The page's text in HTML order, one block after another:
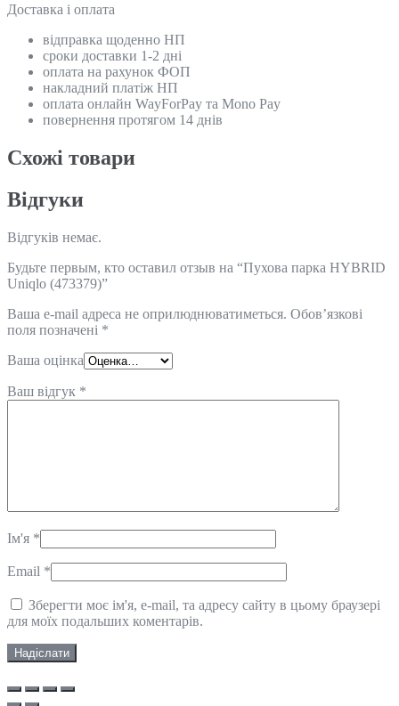
Доставка і оплата
відправка щоденно НП
сроки доставки 1-2 дні
оплата на рахунок ФОП
накладний платіж НП
оплата онлайн WayForPay та Mono Pay
повернення протягом 14 днів
Схожi товари
Відгуки
Відгуків немає.
Будьте первым, кто оставил отзыв на “Пухова парка HYBRID
Uniqlo (473379)”
Ваша e-mail адреса не оприлюднюватиметься. Обов’язкові
поля позначені *
Ваша оцінка
Ваш відгук *
Ім'я *
Email *
Зберегти моє ім'я, e-mail, та адресу сайту в цьому браузері
для моїх подальших коментарів.